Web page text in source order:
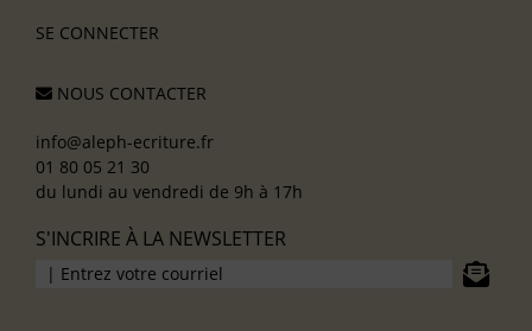
SE CONNECTER
NOUS CONTACTER
info@aleph-ecriture.fr
01 80 05 21 30
du lundi au vendredi de 9h à 17h
S'INCRIRE À LA NEWSLETTER